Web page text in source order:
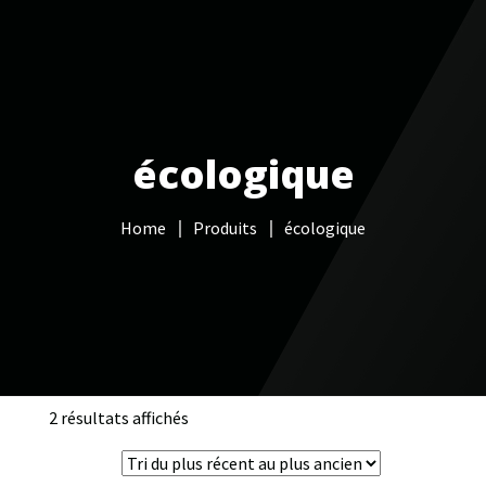
Câblage réseau
NAS
écologique
Home Produits écologique
2 résultats affichés
du